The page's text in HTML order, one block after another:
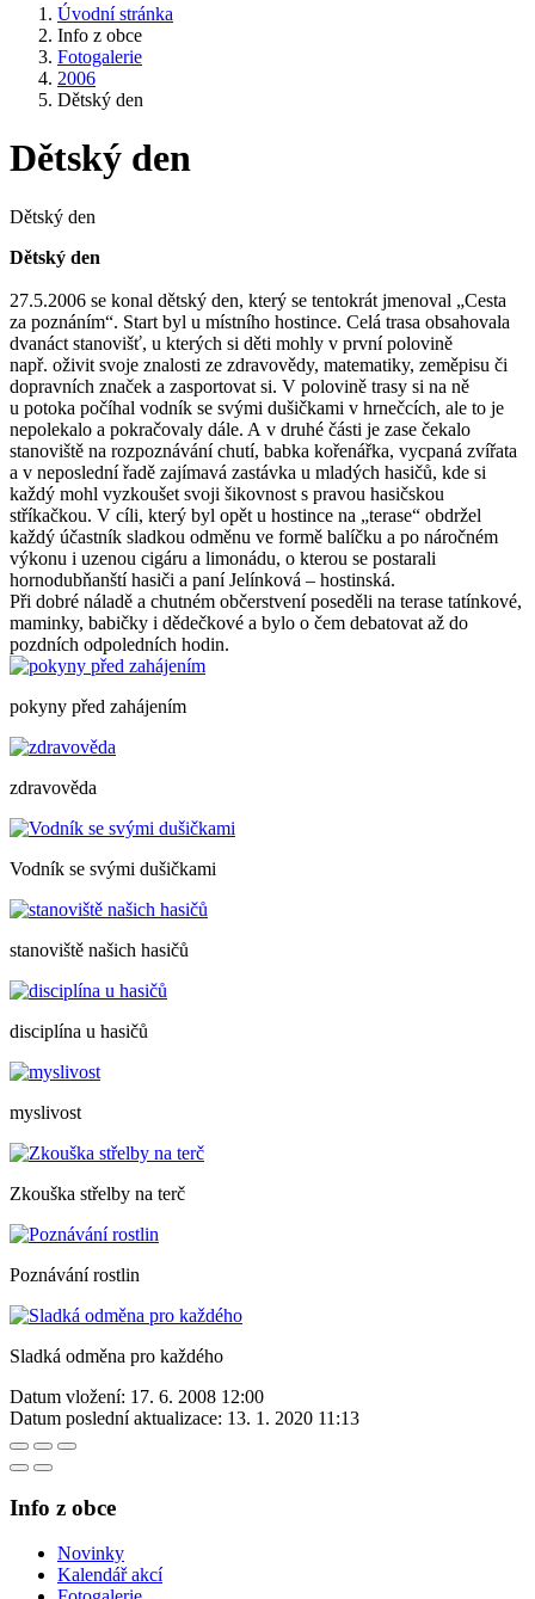
Úvodní stránka
Info z obce
Fotogalerie
2006
Dětský den
Dětský den
Dětský den
Dětský den
27.5.2006 se konal dětský den, který se tentokrát jmenoval „Cesta
za poznáním“. Start byl u místního hostince. Celá trasa obsahovala
dvanáct stanovišť, u kterých si děti mohly v první polovině
např. oživit svoje znalosti ze zdravovědy, matematiky, zeměpisu či
dopravních značek a zasportovat si. V polovině trasy si na ně
u potoka počíhal vodník se svými dušičkami v hrnečcích, ale to je
nepolekalo a pokračovaly dále. A v druhé části je zase čekalo
stanoviště na rozpoznávání chutí, babka kořenářka, vycpaná zvířata
a v neposlední řadě zajímavá zastávka u mladých hasičů, kde si
každý mohl vyzkoušet svoji šikovnost s pravou hasičskou
stříkačkou. V cíli, který byl opět u hostince na „terase“ obdržel
každý účastník sladkou odměnu ve formě balíčku a po náročném
výkonu i uzenou cigáru a limonádu, o kterou se postarali
hornodubňanští hasiči a paní Jelínková – hostinská.
Při dobré náladě a chutném občerstvení poseděli na terase tatínkové,
maminky, babičky i dědečkové a bylo o čem debatovat až do
pozdních odpoledních hodin.
pokyny před zahájením
zdravověda
Vodník se svými dušičkami
stanoviště našich hasičů
disciplína u hasičů
myslivost
Zkouška střelby na terč
Poznávání rostlin
Sladká odměna pro každého
Datum vložení: 17. 6. 2008 12:00
Datum poslední aktualizace: 13. 1. 2020 11:13
Info z obce
Novinky
Kalendář akcí